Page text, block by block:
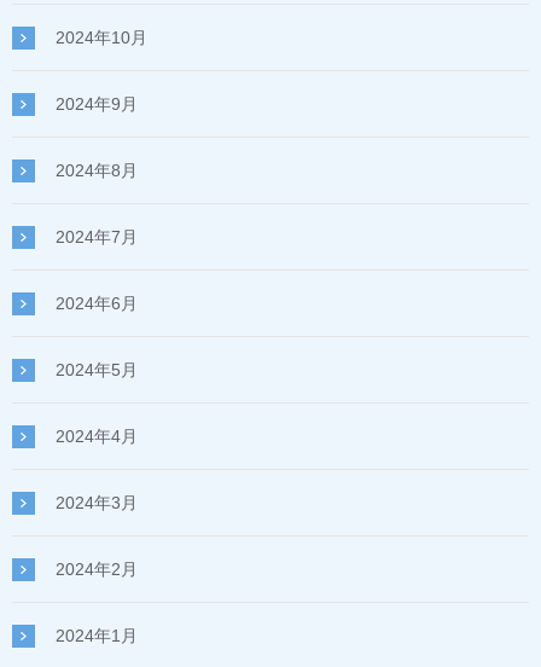
2024年10月
2024年9月
2024年8月
2024年7月
2024年6月
2024年5月
2024年4月
2024年3月
2024年2月
2024年1月